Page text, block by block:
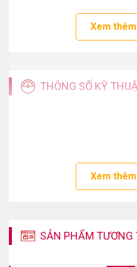
Xem
THÔNG SỐ KỸ
Xem
SẢN PHẨM TƯƠNG